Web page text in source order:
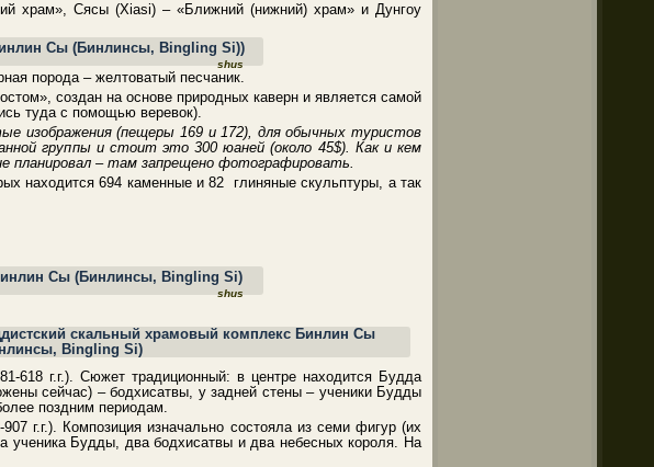
храм», Сясы (Xiasi) – «Ближний (нижний) храм» и Дунгоу
shus
порода – желтоватый песчаник.
создан на основе природных каверн и является самой
туда с помощью веревок).
изображения (пещеры 169 и 172), для обычных туристов
группы и стоит это 300 юаней (около 45$). Как и кем
планировал – там запрещено фотографировать.
находится 694 каменные и 82 глиняные скульптуры, а так
shus
г.г.). Сюжет традиционный: в центре находится Будда
сейчас) – бодхисатвы, у задней стены – ученики Будды
поздним периодам.
г.г.). Композиция изначально состояла из семи фигур (их
Будды, два бодхисатвы и два небесных короля. На